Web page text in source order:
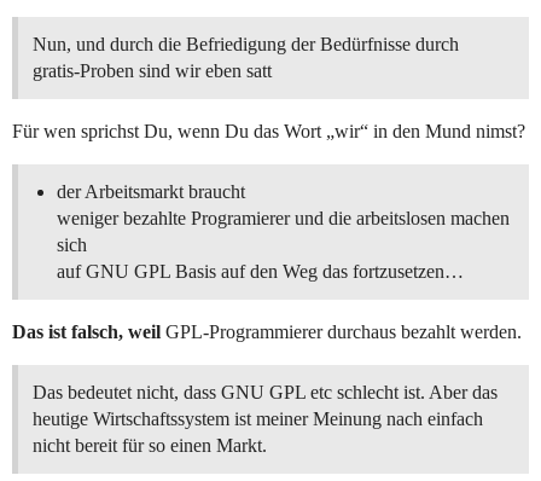
Nun, und durch die Befriedigung der Bedürfnisse durch
gratis-Proben sind wir eben satt
Für wen sprichst Du, wenn Du das Wort „wir“ in den Mund nimst?
der Arbeitsmarkt braucht
weniger bezahlte Programierer und die arbeitslosen machen
sich
auf GNU GPL Basis auf den Weg das fortzusetzen…
Das ist falsch, weil GPL-Programmierer durchaus bezahlt werden.
Das bedeutet nicht, dass GNU GPL etc schlecht ist. Aber das
heutige Wirtschaftssystem ist meiner Meinung nach einfach
nicht bereit für so einen Markt.